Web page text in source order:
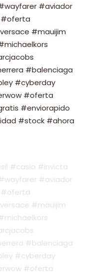
#aviador
#oferta
#mauijim
#balenciaga
#cyberday
#oferta
#enviorapido
#stock #ahora
#casio #invicta
#aviador
#oferta
#mauijim
#balenciaga
#cyberday
#oferta